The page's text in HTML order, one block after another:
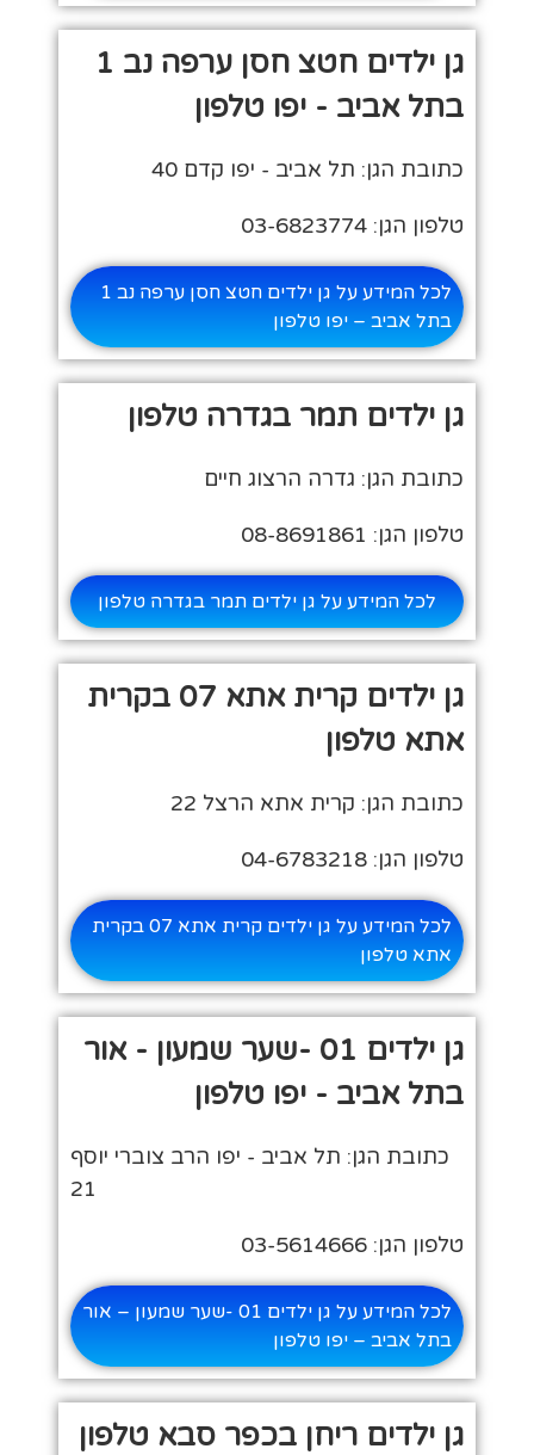
גן ילדים חטצ חסן ערפה נב 1
בתל אביב - יפו טלפון
כתובת הגן: תל אביב - יפו קדם 40
טלפון הגן: 03-6823774
לכל המידע על גן ילדים חטצ חסן ערפה נב 1
בתל אביב – יפו טלפון
גן ילדים תמר בגדרה טלפון
כתובת הגן: גדרה הרצוג חיים
טלפון הגן: 08-8691861
לכל המידע על גן ילדים תמר בגדרה טלפון
גן ילדים קרית אתא 07 בקרית
אתא טלפון
כתובת הגן: קרית אתא הרצל 22
טלפון הגן: 04-6783218
לכל המידע על גן ילדים קרית אתא 07 בקרית
אתא טלפון
גן ילדים 01 -שער שמעון - אור
בתל אביב - יפו טלפון
כתובת הגן: תל אביב - יפו הרב צוברי יוסף
21
טלפון הגן: 03-5614666
לכל המידע על גן ילדים 01 -שער שמעון – אור
בתל אביב – יפו טלפון
גן ילדים ריחן בכפר סבא טלפון